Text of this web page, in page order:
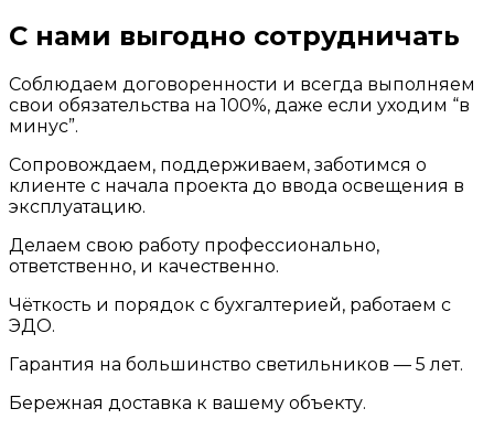
С нами выгодно сотрудничать
Соблюдаем договоренности и всегда выполняем
свои обязательства на 100%, даже если уходим “в
минус”.
Сопровождаем, поддерживаем, заботимся о
клиенте с начала проекта до ввода освещения в
эксплуатацию.
Делаем свою работу профессионально,
ответственно, и качественно.
Чёткость и порядок с бухгалтерией, работаем с
ЭДО.
Гарантия на большинство светильников — 5 лет.
Бережная доставка к вашему объекту.